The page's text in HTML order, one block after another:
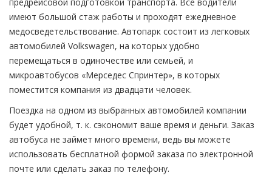
имеют большой стаж работы и проходят ежедневное
медосведетельствование. Автопарк состоит из легковых
автомобилей Volkswagen, на которых удобно
перемещаться в одиночестве или семьей, и
микроавтобусов «Мерседес Спринтер», в которых
поместится компания из двадцати человек.
Поездка на одном из выбранных автомобилей компании
будет удобной, т. к. сэкономит ваше время и деньги. Заказ
автобуса не займет много времени, ведь вы можете
использовать бесплатной формой заказа по электронной
почте или сделать заказ по телефону.